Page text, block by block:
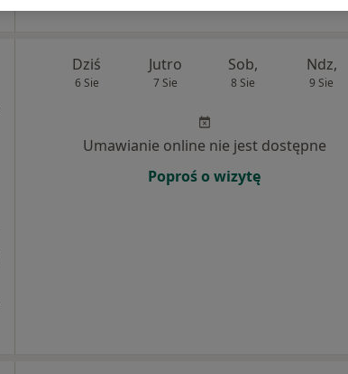
Dziś
6 Sie
Jutro
7 Sie
Sob,
8 Sie
Ndz,
9 Sie
Umawianie online nie jest dostępne
Poproś o wizytę